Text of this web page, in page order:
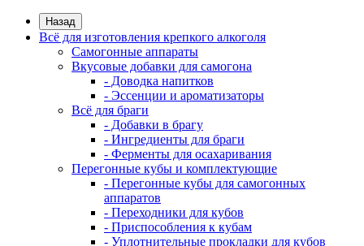
Назад
Всё для изготовления крепкого алкоголя
Самогонные аппараты
Вкусовые добавки для самогона
- Доводка напитков
- Эссенции и ароматизаторы
Всё для браги
- Добавки в брагу
- Ингредиенты для браги
- Ферменты для осахаривания
Перегонные кубы и комплектующие
- Перегонные кубы для самогонных
аппаратов
- Переходники для кубов
- Приспособления к кубам
- Уплотнительные прокладки для кубов